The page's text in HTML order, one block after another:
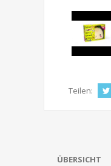
Teilen:
ÜBERSICHT